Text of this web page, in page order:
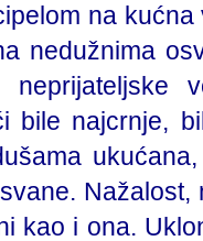
na
nedužnima
neprijateljske
bile najcrnje,
kao i ona.